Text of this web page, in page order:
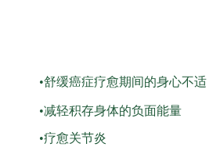
•舒缓癌症疗愈期间的身心不适
•减轻积存身体的负面能量
•疗愈关节炎